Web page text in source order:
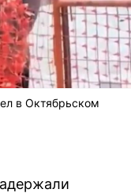
в Октябрьском